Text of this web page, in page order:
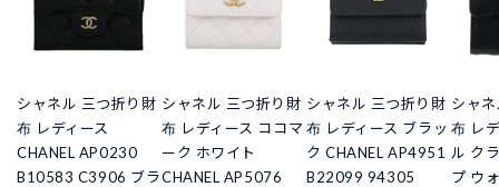
シャネル 三つ折り財
布 レディース
CHANEL AP0230
B10583 C3906 ブラ
シャネル 三つ折り財
布 レディース ココマ
ーク ホワイト
CHANEL AP5076
シャネル 三つ折り財
布 レディース ブラッ
ク CHANEL AP4951
B22099 94305
シャ
布 レ
ル ク
プ ウ